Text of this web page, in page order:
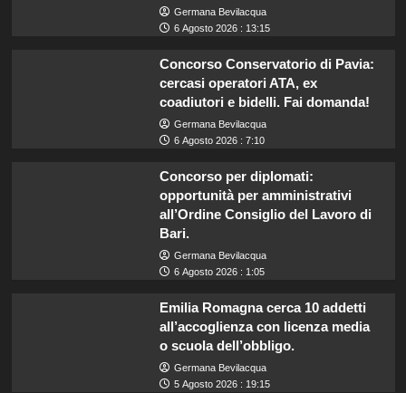
Germana Bevilacqua
6 Agosto 2026 : 13:15
Concorso Conservatorio di Pavia:
cercasi operatori ATA, ex
coadiutori e bidelli. Fai domanda!
Germana Bevilacqua
6 Agosto 2026 : 7:10
Concorso per diplomati:
opportunità per amministrativi
all’Ordine Consiglio del Lavoro di
Bari.
Germana Bevilacqua
6 Agosto 2026 : 1:05
Emilia Romagna cerca 10 addetti
all’accoglienza con licenza media
o scuola dell’obbligo.
Germana Bevilacqua
5 Agosto 2026 : 19:15